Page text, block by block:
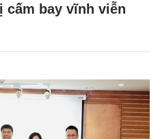
cấm bay vĩnh viễn